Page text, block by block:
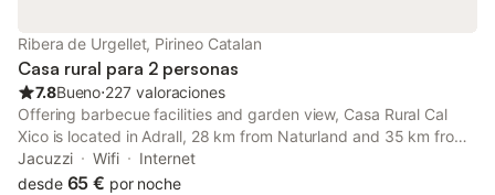
Ribera de Urgellet, Pirineo Catalan
Casa rural para 2 personas
7.8Bueno⋅227 valoraciones
Offering barbecue facilities and garden view, Casa Rural Cal
Xico is located in Adrall, 28 km from Naturland and 35 km from
Meritxell sanctuary.
Jacuzzi Wifi
Internet
desde 65 € por noche